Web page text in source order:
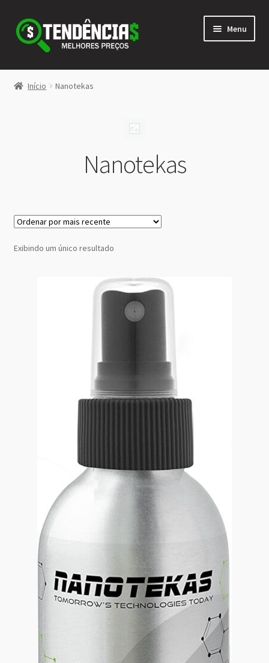
Pular
para
navegação
Pular
para
conteúdo
Menu
LOJA
Início Nanotekas
Nanotekas
Exibindo um único resultado